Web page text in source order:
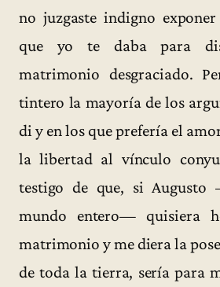
no juzgaste indigno
que yo te daba para
matrimonio desgraciado.
tintero la mayoría de los
di y en los que prefería el
la libertad al vínculo
testigo de que, si Augusto
mundo entero— quisiera
matrimonio y me diera la
de toda la tierra, sería para